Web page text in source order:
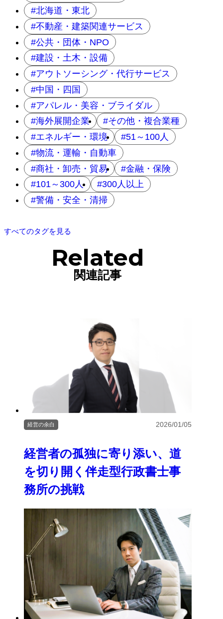
北海道・東北
不動産・建築関連サービス
公共・団体・NPO
建設・土木・設備
アウトソーシング・代行サービス
中国・四国
アパレル・美容・ブライダル
海外展開企業
その他・複合業種
エネルギー・環境
51～100人
物流・運輸・自動車
商社・卸売・貿易
金融・保険
101～300人
300人以上
警備・安全・清掃
すべてのタグを見る
Related
関連記事
経営者の孤独に寄り添い、道
を切り開く伴走型行政書士事
務所の挑戦
経営の余白 2026/01/05